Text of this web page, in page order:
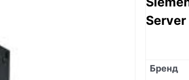
Server
Бренд